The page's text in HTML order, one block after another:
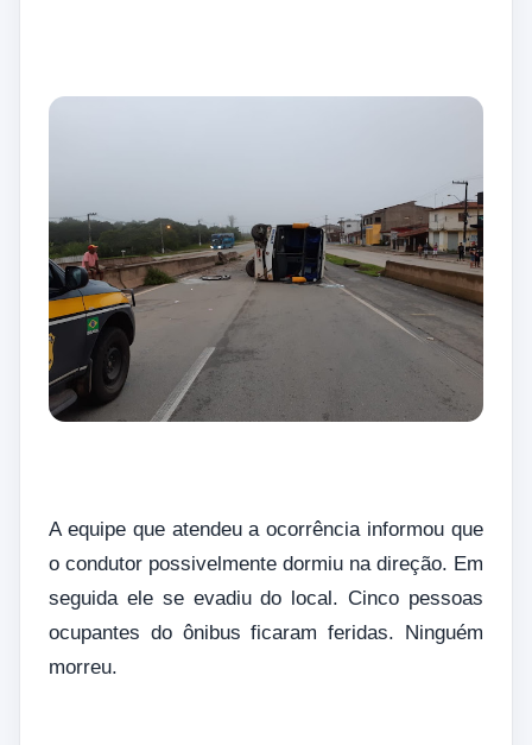
A equipe que atendeu a ocorrência informou que
o condutor possivelmente dormiu na direção. Em
seguida ele se evadiu do local. Cinco pessoas
ocupantes do ônibus ficaram feridas. Ninguém
morreu.